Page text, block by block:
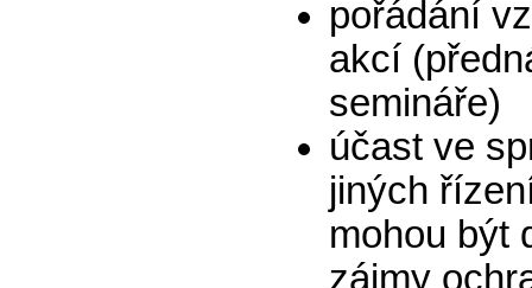
pořádání
akcí
semináře)
účast ve
jiných
mohou být
zájmy